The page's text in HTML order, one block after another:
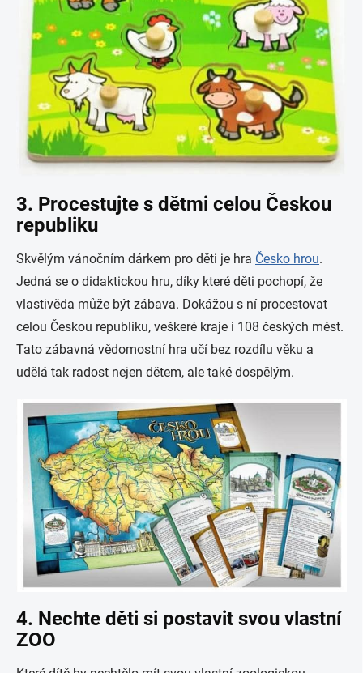
3. Procestujte s dětmi celou Českou
republiku
Skvělým vánočním dárkem pro děti je hra Česko hrou.
Jedná se o didaktickou hru, díky které děti pochopí, že
vlastivěda může být zábava. Dokážou s ní procestovat
celou Českou republiku, veškeré kraje i 108 českých měst.
Tato zábavná vědomostní hra učí bez rozdílu věku a
udělá tak radost nejen dětem, ale také dospělým.
4. Nechte děti si postavit svou vlastní
ZOO